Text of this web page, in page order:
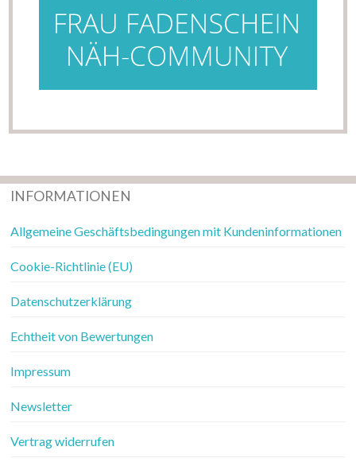
INFORMATIONEN
Allgemeine Geschäftsbedingungen mit Kundeninformationen
Cookie-Richtlinie (EU)
Datenschutzerklärung
Echtheit von Bewertungen
Impressum
Newsletter
Vertrag widerrufen